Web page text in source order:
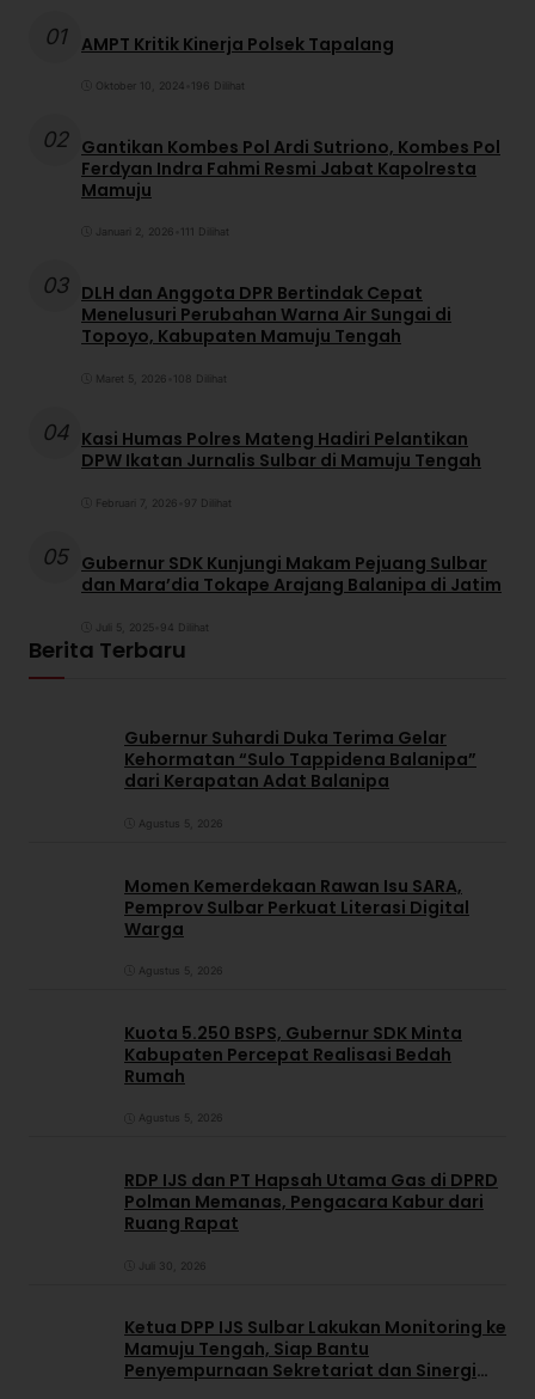
01 AMPT Kritik Kinerja Polsek Tapalang
Oktober 10, 2024 196 Dilihat
02 Gantikan Kombes Pol Ardi Sutriono, Kombes Pol
Ferdyan Indra Fahmi Resmi Jabat Kapolresta
Mamuju
Januari 2, 2026 111 Dilihat
03 DLH dan Anggota DPR Bertindak Cepat
Menelusuri Perubahan Warna Air Sungai di
Topoyo, Kabupaten Mamuju Tengah
Maret 5, 2026 108 Dilihat
04 Kasi Humas Polres Mateng Hadiri Pelantikan
DPW Ikatan Jurnalis Sulbar di Mamuju Tengah
Februari 7, 2026 97 Dilihat
05 Gubernur SDK Kunjungi Makam Pejuang Sulbar
dan Mara’dia Tokape Arajang Balanipa di Jatim
Juli 5, 2025 94 Dilihat
Berita Terbaru
Gubernur Suhardi Duka Terima Gelar
Kehormatan “Sulo Tappidena Balanipa”
dari Kerapatan Adat Balanipa
Agustus 5, 2026
Momen Kemerdekaan Rawan Isu SARA,
Pemprov Sulbar Perkuat Literasi Digital
Warga
Agustus 5, 2026
Kuota 5.250 BSPS, Gubernur SDK Minta
Kabupaten Percepat Realisasi Bedah
Rumah
Agustus 5, 2026
RDP IJS dan PT Hapsah Utama Gas di DPRD
Polman Memanas, Pengacara Kabur dari
Ruang Rapat
Juli 30, 2026
Ketua DPP IJS Sulbar Lakukan Monitoring ke
Mamuju Tengah, Siap Bantu
Penyempurnaan Sekretariat dan Sinergi